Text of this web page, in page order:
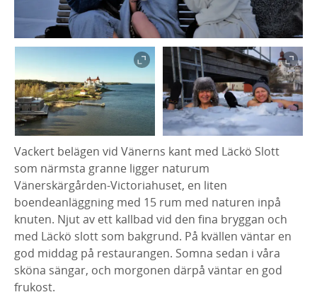
Vackert belägen vid Vänerns kant med Läckö Slott
som närmsta granne ligger naturum
Vänerskärgården-Victoriahuset, en liten
boendeanläggning med 15 rum med naturen inpå
knuten. Njut av ett kallbad vid den fina bryggan och
med Läckö slott som bakgrund. På kvällen väntar en
god middag på restaurangen. Somna sedan i våra
sköna sängar, och morgonen därpå väntar en god
frukost.